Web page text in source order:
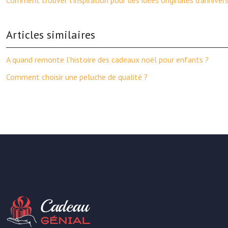
Articles similaires
A quand remonte l’histoire des cadeaux noël pour enfants ?
Comment choisir une peluche de qualité ?